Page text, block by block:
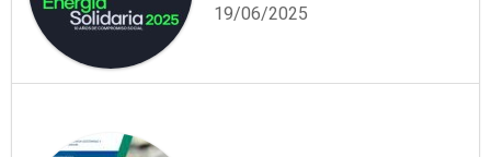
19/06/2025